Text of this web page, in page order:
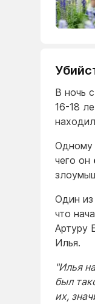
В ночь
16-18
Одному
чего он
Один из
что
Артуру
Илья.
"Илья
был
их,